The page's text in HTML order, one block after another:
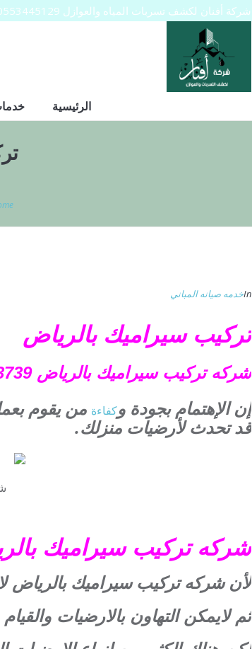
شركة أفنان لكشف تسربات المياه والعوازل 0553445129
الرئيسية
Inخدمه صيانه المباني
تركيب سيراميك بالرياض
شركه تركيب سيراميك بالرياض 0507273739
إن الإهتمام بجودة وكفاءة من يقوم
قد تحدث لأرضيات منزلك.
شركه تركيب سيراميك بالرياض
لأن شركه تركيب سيراميك بالرياض
ثم لايمكن التهاون بالارضيات